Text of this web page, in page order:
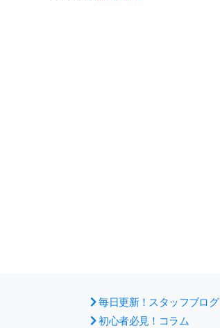
毎日更新！スタッフブログ
初心者必見！コラム